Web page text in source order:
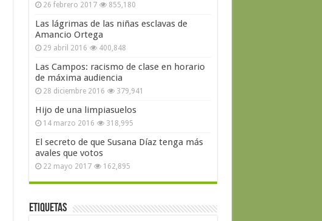
26 febrero 2017 855,180
Las lágrimas de las niñas esclavas de
Amancio Ortega
29 abril 2016 400,848
Las Campos: racismo de clase en horario
de máxima audiencia
28 diciembre 2016 379,941
Hijo de una limpiasuelos
14 marzo 2016 318,995
El secreto de que Susana Díaz tenga más
avales que votos
22 mayo 2017 162,895
Etiquetas